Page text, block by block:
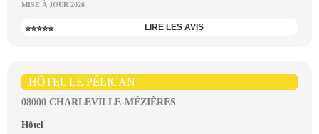
MISE À JOUR 2026
⭐⭐⭐⭐⭐ LIRE LES AVIS
HÔTEL LE PÉLICAN
08000 CHARLEVILLE-MÉZIÈRES
Hôtel